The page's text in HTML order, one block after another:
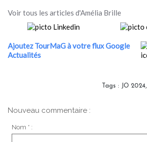
Voir tous les articles d'Amélia Brille
Ajoutez TourMaG à votre flux Google
Actualités
Tags : JO 2024,
Nouveau commentaire :
Nom * :